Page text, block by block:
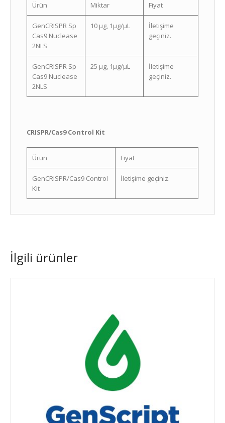
Ürün Miktar Fiyat
GenCRISPR Sp
Cas9 Nuclease
2NLS
10 µg, 1µg/µL
İletişime
geçiniz.
GenCRISPR Sp
Cas9 Nuclease
2NLS
25 µg, 1µg/µL
İletişime
geçiniz.
CRISPR/Cas9 Control Kit
Ürün Fiyat
GenCRISPR/Cas9 Control
Kit
İletişime geçiniz.
İlgili ürünler